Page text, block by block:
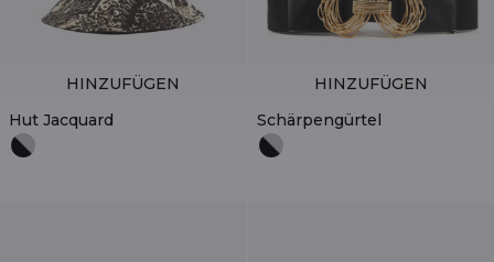
Hut Jacquard
HINZUFÜGEN
Schärpengürtel
HINZUFÜGEN